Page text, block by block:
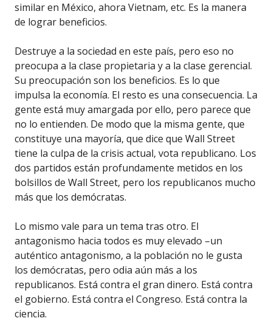
similar en México, ahora Vietnam, etc. Es la manera
de lograr beneficios.
Destruye a la sociedad en este país, pero eso no
preocupa a la clase propietaria y a la clase gerencial.
Su preocupación son los beneficios. Es lo que
impulsa la economía. El resto es una consecuencia. La
gente está muy amargada por ello, pero parece que
no lo entienden. De modo que la misma gente, que
constituye una mayoría, que dice que Wall Street
tiene la culpa de la crisis actual, vota republicano. Los
dos partidos están profundamente metidos en los
bolsillos de Wall Street, pero los republicanos mucho
más que los demócratas.
Lo mismo vale para un tema tras otro. El
antagonismo hacia todos es muy elevado –un
auténtico antagonismo, a la población no le gusta
los demócratas, pero odia aún más a los
republicanos. Está contra el gran dinero. Está contra
el gobierno. Está contra el Congreso. Está contra la
ciencia.